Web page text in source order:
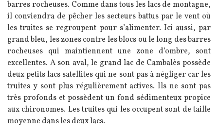
barres rocheuses. Comme dans tous les lacs de montagne,
il conviendra de pêcher les secteurs battus par le vent où
les truites se regroupent pour s’alimenter. Ici aussi, par
grand bleu, les zones contre les blocs ou le long des barres
rocheuses qui maintiennent une zone d’ombre, sont
excellentes. A son aval, le grand lac de Cambalès possède
deux petits lacs satellites qui ne sont pas à négliger car les
truites y sont plus régulièrement actives. Ils ne sont pas
très profonds et possèdent un fond sédimenteux propice
aux chironomes. Les truites qui les occupent sont de taille
moyenne dans les deux lacs.